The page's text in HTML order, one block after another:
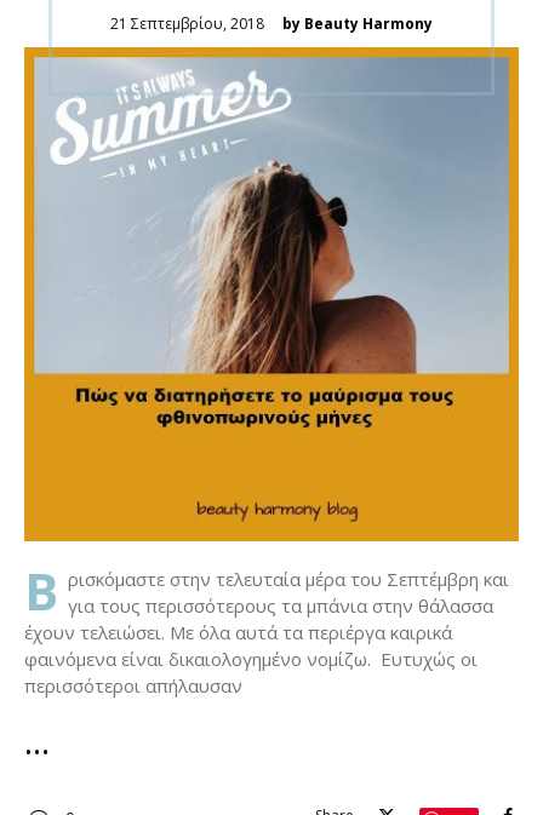
Posted
21 Σεπτεμβρίου, 2018 by Beauty Harmony
Β ρισκόμαστε στην τελευταία μέρα του Σεπτέμβρη και
για τους περισσότερους τα μπάνια στην θάλασσα
έχουν τελειώσει. Με όλα αυτά τα περιέργα καιρικά
φαινόμενα είναι δικαιολογημένο νομίζω. Ευτυχώς οι
περισσότεροι απήλαυσαν